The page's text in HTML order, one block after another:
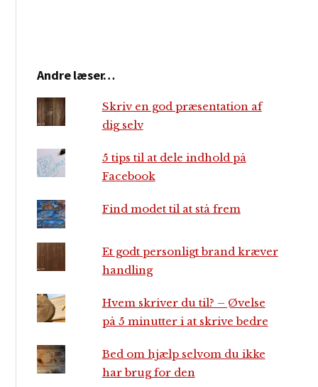
Andre læser…
Skriv en god præsentation af
dig selv
5 tips til at dele indhold på
Facebook
Find modet til at stå frem
Et godt personligt brand kræver
handling
Hvem skriver du til? – Øvelse
på 5 minutter i at skrive bedre
Bed om hjælp selvom du ikke
har brug for den